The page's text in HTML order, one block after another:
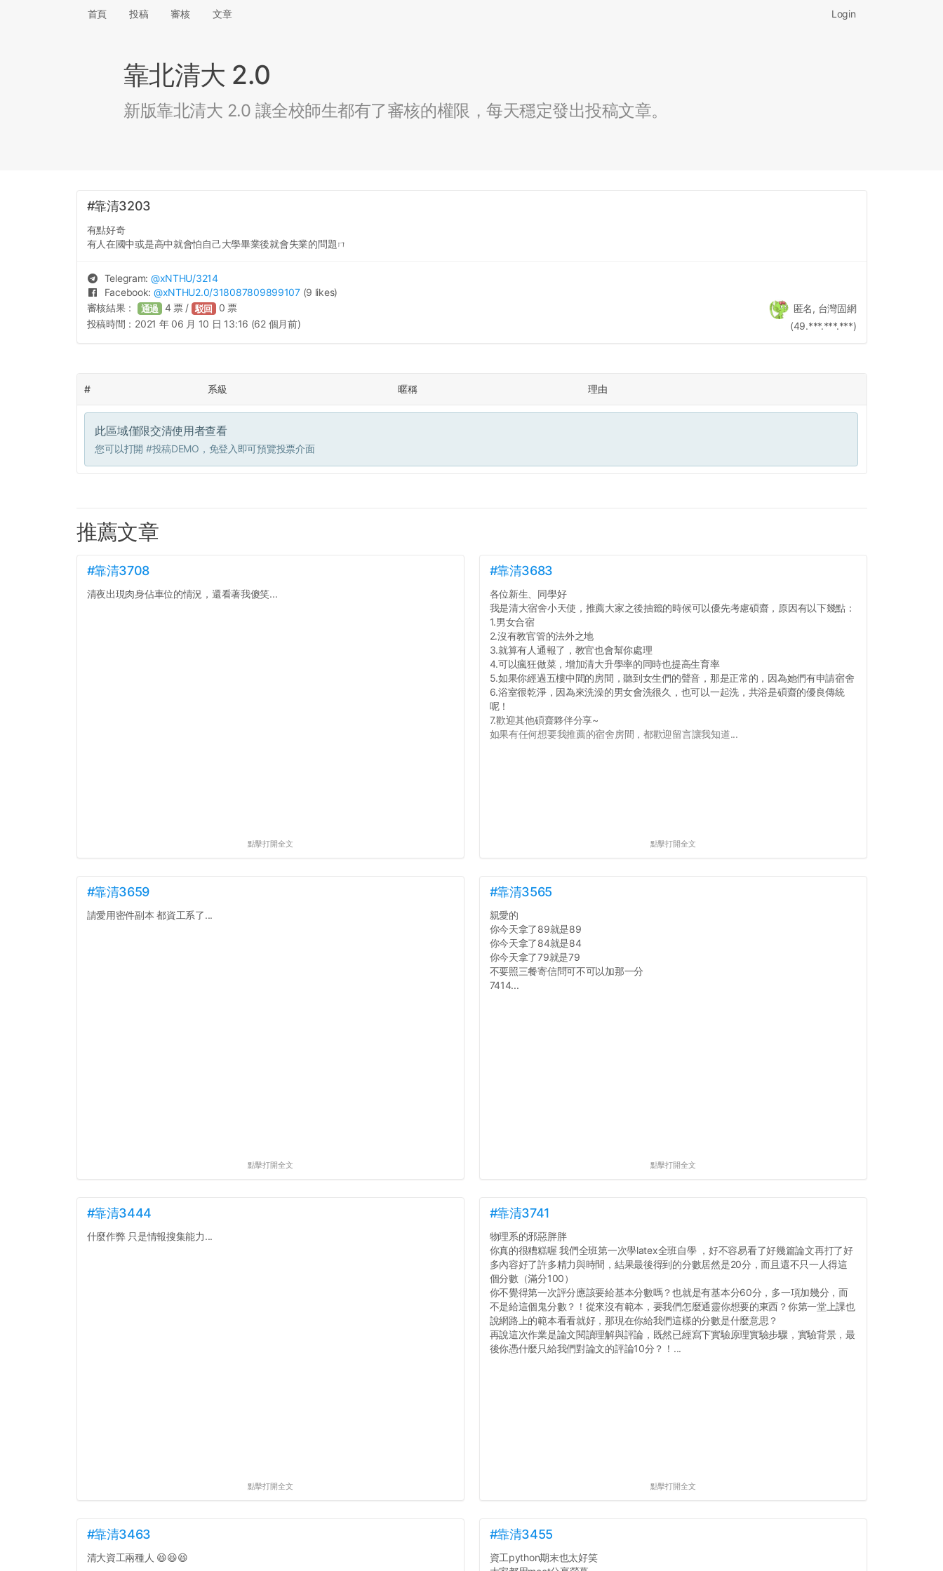
首頁 投稿 審核 文章 Login
靠北清大 2.0
新版靠北清大 2.0 讓全校師生都有了審核的權限，每天穩定發出投稿文章。
#靠清3203
有點好奇
有人在國中或是高中就會怕自己大學畢業後就會失業的問題ㄇ
Telegram: @xNTHU/3214
Facebook: @xNTHU2.0/318087809899107 (9 likes)
匿名, 台灣固網
(49.***.***.***)
審核結果： 通過 4票 / 駁回 0 票
投稿時間： 2021 年 06 月 10 日 13:16 (62 個月前)
# 系級 暱稱 理由
此區域僅限交清使用者查看
您可以打開 #投稿DEMO ，免登入即可預覽投票介面
推薦文章
#靠清3708
清夜出現肉身佔車位的情況，還看著我傻笑...
點擊打開全文
#靠清3683
各位新生、同學好
我是清大宿舍小天使，推薦大家之後抽籤的時候可以優先考慮碩齋，原因有以下幾點：
1.男女合宿
2.沒有教官管的法外之地
3.就算有人通報了，教官也會幫你處理
4.可以瘋狂做菜，增加清大升學率的同時也提高生育率
5.如果你經過五樓中間的房間，聽到女生們的聲音，那是正常的，因為她們有申請宿舍
6.浴室很乾淨，因為來洗澡的男女會洗很久，也可以一起洗，共浴是碩齋的優良傳統
呢！
7.歡迎其他碩齋夥伴分享~
如果有任何想要我推薦的宿舍房間，都歡迎留言讓我知道...
點擊打開全文
#靠清3659
請愛用密件副本 都資工系了...
點擊打開全文
#靠清3565
親愛的
你今天拿了89就是89
你今天拿了84就是84
你今天拿了79就是79
不要照三餐寄信問可不可以加那一分
7414...
點擊打開全文
#靠清3444
什麼作弊 只是情報搜集能力...
點擊打開全文
#靠清3741
物理系的邪惡胖胖
你真的很糟糕喔 我們全班第一次學latex全班自學 ，好不容易看了好幾篇論文再打了好
多內容好了許多精力與時間，結果最後得到的分數居然是20分，而且還不只一人得這
個分數（滿分100）
你不覺得第一次評分應該要給基本分數嗎？也就是有基本分60分，多一項加幾分，而
不是給這個鬼分數？！從來沒有範本，要我們怎麼通靈你想要的東西？你第一堂上課也
說網路上的範本看看就好，那現在你給我們這樣的分數是什麼意思？
再說這次作業是論文閱讀理解與評論，既然已經寫下實驗原理實驗步驟，實驗背景，最
後你憑什麼只給我們對論文的評論10分？！...
點擊打開全文
#靠清3463
清大資工兩種人 😆😆😆
#靠清3455
資工python期末也太好笑